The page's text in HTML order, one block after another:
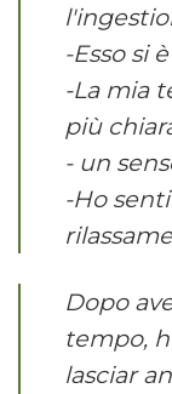
-Esso si
-La mia
più
- un
-Ho
Dopo
tempo,
lasciar